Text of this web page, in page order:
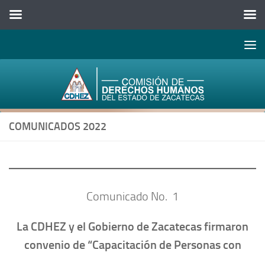
Abrir
COMUNICADOS 2022
Comunicado No. 1
La CDHEZ y el Gobierno de Zacatecas firmaron
convenio de “Capacitación de Personas con